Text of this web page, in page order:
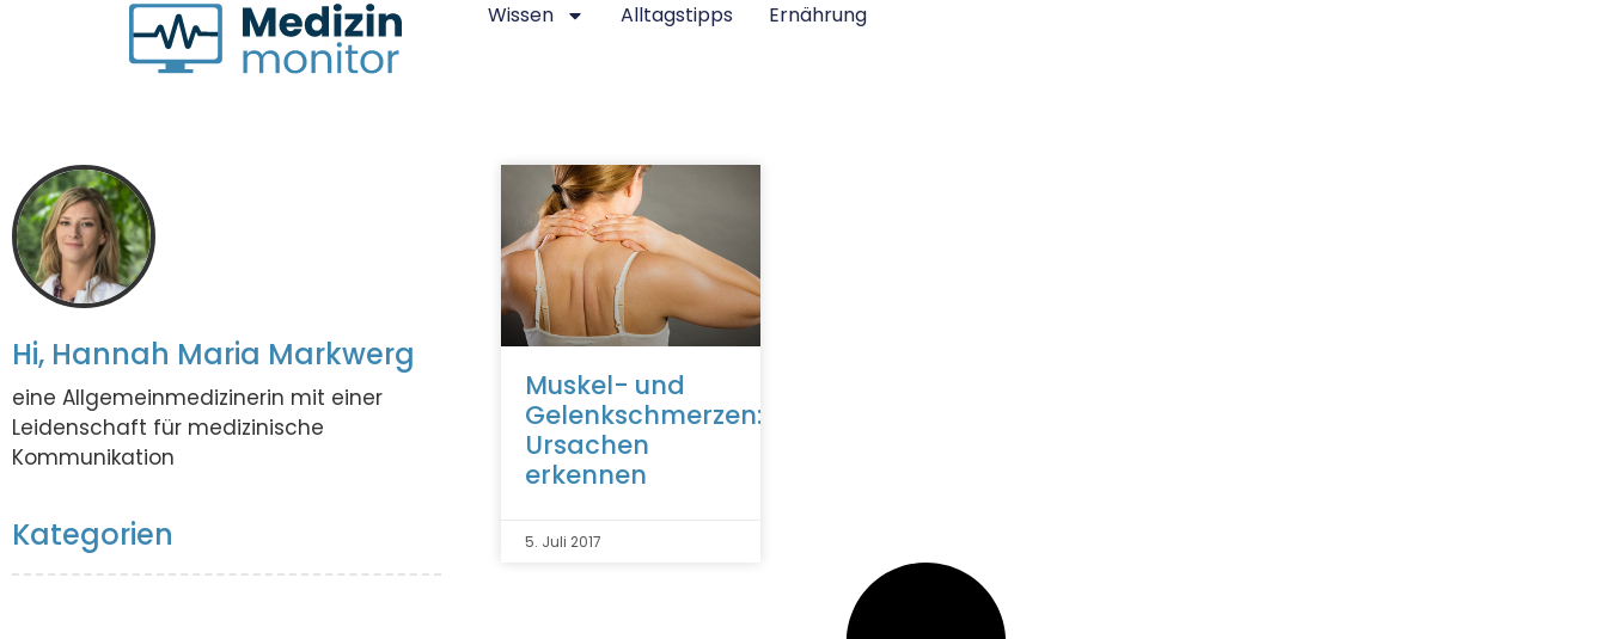
Wissen Alltagstipps Ernährung
Hi, Hannah Maria Markwerg
eine Allgemeinmedizinerin mit einer
Leidenschaft für medizinische
Kommunikation
Kategorien
Muskel- und
Gelenkschmerzen:
Ursachen
erkennen
5. Juli 2017